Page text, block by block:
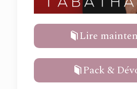
Lire
Pack &